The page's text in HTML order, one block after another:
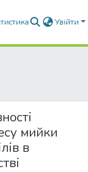
Увійти
мийки
в